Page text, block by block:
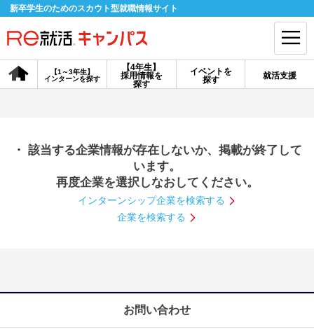
新卒学生のためのスカウト型就職情報サイト
【4年生】
採用情報を
探す
【1～3年生】
インターンを探す
イベントを
探す
就活支援
会員登録 ログイン
探す
【4年生】
説明会を探す
インターンを探す
就活ノウハウ・サポート
・ 該当する企業情報が存在しないか、掲載が終了して
います。
再度企業を選択しなおしてください。
インターンシップ企業を検索する
企業を検索する
お問い合わせ